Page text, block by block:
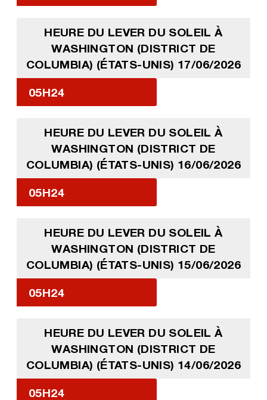
HEURE DU LEVER DU SOLEIL À
WASHINGTON (DISTRICT DE
COLUMBIA) (ÉTATS-UNIS) 17/06/2026
05H24
HEURE DU LEVER DU SOLEIL À
WASHINGTON (DISTRICT DE
COLUMBIA) (ÉTATS-UNIS) 16/06/2026
05H24
HEURE DU LEVER DU SOLEIL À
WASHINGTON (DISTRICT DE
COLUMBIA) (ÉTATS-UNIS) 15/06/2026
05H24
HEURE DU LEVER DU SOLEIL À
WASHINGTON (DISTRICT DE
COLUMBIA) (ÉTATS-UNIS) 14/06/2026
05H24